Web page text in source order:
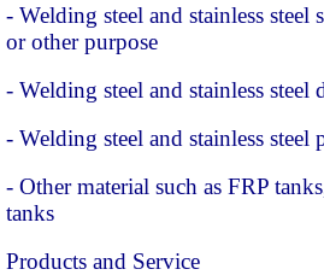
- Welding steel and stainless steel
or other purpose
- Welding steel and stainless steel
- Welding steel and stainless steel
- Other material such as FRP
tanks
Products and Service